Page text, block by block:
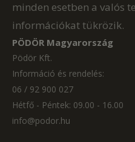
minden esetben a valós
információkat tükrözik.
PÖDÖR Magyarország
Pödör Kft.
Információ és rendelés:
06 / 92 900 027
Hétfő - Péntek: 09.00 - 16.00
info@podor.hu